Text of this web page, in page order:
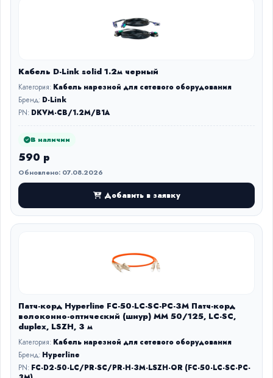
Кабель D-Link solid 1.2м черный
Категория: Кабель нарезной для сетевого оборудования
Бренд: D-Link
PN: DKVM-CB/1.2M/B1A
В наличии
590 р
Обновлено: 07.08.2026
Добавить в заявку
Патч-корд Hyperline FC-50-LC-SC-PC-3M Патч-корд
волоконно-оптический (шнур) MM 50/125, LC-SC,
duplex, LSZH, 3 м
Категория: Кабель нарезной для сетевого оборудования
Бренд: Hyperline
PN: FC-D2-50-LC/PR-SC/PR-H-3M-LSZH-OR (FC-50-LC-SC-PC-